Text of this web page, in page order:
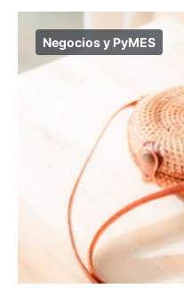
Negocios y PyMES